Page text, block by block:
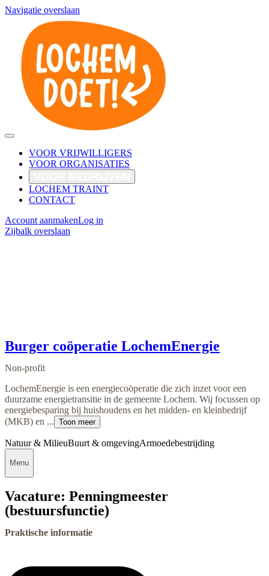
Navigatie overslaan
VOOR VRIJWILLIGERS
VOOR ORGANISATIES
LOCHEM TRAINT
CONTACT
Account aanmakenLog in
Zijbalk overslaan
Burger coöperatie LochemEnergie
Non-profit
LochemEnergie is een energiecoöperatie die zich inzet voor een
duurzame energietransitie in de gemeente Lochem. Wij focussen op
energiebesparing bij huishoudens en het midden- en kleinbedrijf
(MKB) en ... Toon meer
Natuur & MilieuBuurt & omgevingArmoedebestrijding
Menu
Vacature: Penningmeester
(bestuursfunctie)
Praktische informatie